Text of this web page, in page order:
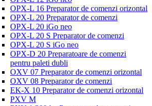
OPX-L 16 Preparator de comenzi orizontal
OPX-L 20 Preparator de comenzi
OPX-L 20 iGo neo
OPX-L 20 S Preparator de comenzi
OPX-L 20 S iGo neo
OPX-D 20 Preparatoare de comenzi
pentru paleti dubli
OXV 07 Preparator de comenzi orizontal
OXV 08 Preparator de comenzi
EK-X 10 Preparator de comenzi orizontal
PXV M